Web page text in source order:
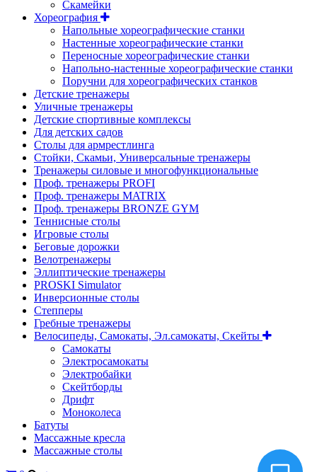
Скамейки
Хореография
Напольные хореографические станки
Настенные хореографические станки
Переносные хореографические станки
Напольно-настенные хореографические станки
Поручни для хореографических станков
Детские тренажеры
Уличные тренажеры
Детские спортивные комплексы
Для детских садов
Столы для армрестлинга
Стойки, Скамьи, Универсальные тренажеры
Тренажеры силовые и многофункциональные
Проф. тренажеры PROFI
Проф. тренажеры MATRIX
Проф. тренажеры BRONZE GYM
Теннисные столы
Игровые столы
Беговые дорожки
Велотренажеры
Эллиптические тренажеры
PROSKI Simulator
Инверсионные столы
Степперы
Гребные тренажеры
Велосипеды, Самокаты, Эл.самокаты, Скейты
Самокаты
Электросамокаты
Электробайки
Скейтборды
Дрифт
Моноколеса
Батуты
Массажные кресла
Массажные столы